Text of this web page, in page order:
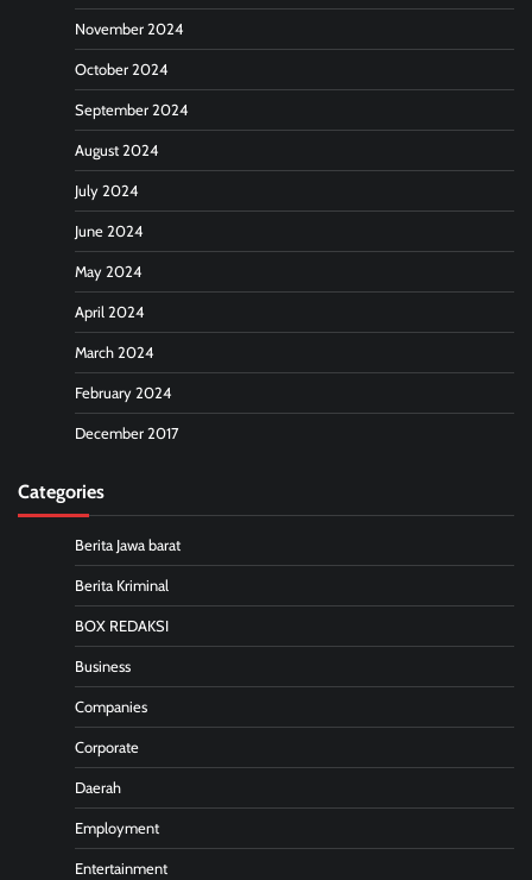
November 2024
October 2024
September 2024
August 2024
July 2024
June 2024
May 2024
April 2024
March 2024
February 2024
December 2017
Categories
Berita Jawa barat
Berita Kriminal
BOX REDAKSI
Business
Companies
Corporate
Daerah
Employment
Entertainment